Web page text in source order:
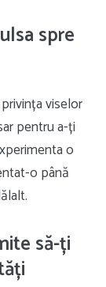
spre
viselor
pentru a-ți
o
o ​​până
să-ți